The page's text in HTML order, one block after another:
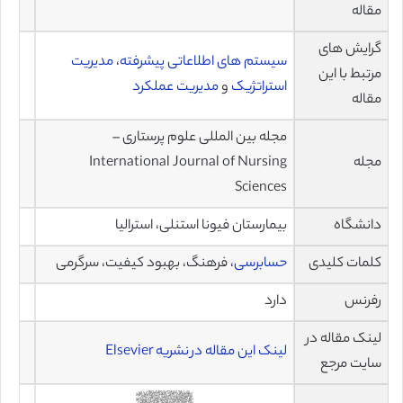
مقاله
گرایش های
مرتبط با این
مقاله
سیستم های اطلاعاتی پیشرفته،مدیریت
استراتژیک ومدیریت عملکرد
مجله
مجله بین المللی علوم پرستاری –
International Journal of Nursing
Sciences
دانشگاه
بیمارستان فیونا استنلی، استرالیا
کلمات کلیدی
حسابرسی، فرهنگ، بهبود کیفیت، سرگرمی
رفرنس
دارد
لینک مقاله در
سایت مرجع
لینک این مقاله در نشریه Elsevier